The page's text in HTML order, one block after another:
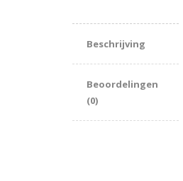
Beschrijving
Beoordelingen
(0)